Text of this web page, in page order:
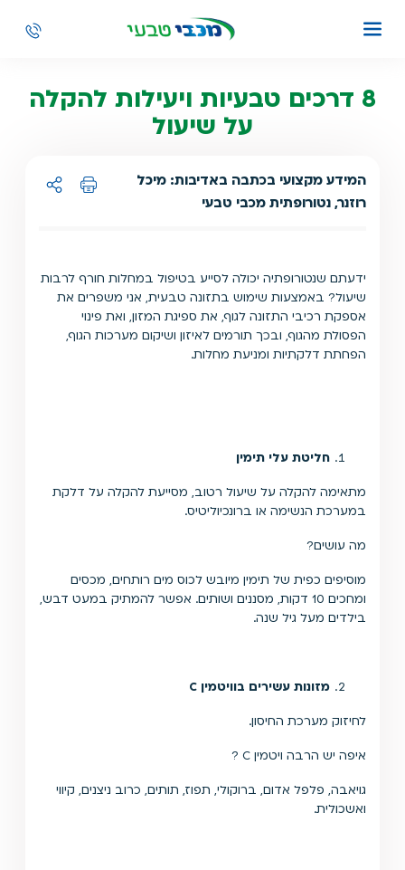
8 דרכים טבעיות ויעילות להקלה
על שיעול
המידע מקצועי בכתבה באדיבות: מיכל
רוזנר, נטורופתית מכבי טבעי
ידעתם שנטורופתיה יכולה לסייע בטיפול במחלות חורף לרבות
שיעול? באמצעות שימוש בתזונה טבעית, אני משפרים את
אספקת רכיבי התזונה לגוף, את ספיגת המזון, ואת פינוי
הפסולת מהגוף, ובכך תורמים לאיזון ושיקום מערכות הגוף,
הפחתת דלקתיות ומניעת מחלות.
חליטת עלי תימין
מתאימה להקלה על שיעול רטוב, מסייעת להקלה על דלקת
במערכת הנשימה או ברונכיוליטיס.
מה עושים?
מוסיפים כפית של תימין מיובש לכוס מים רותחים, מכסים
ומחכים 10 דקות, מסננים ושותים. אפשר להמתיק במעט דבש,
בילדים מעל גיל שנה.
מזונות עשירים בוויטמין C
לחיזוק מערכת החיסון.
איפה יש הרבה ויטמין C ?
גויאבה, פלפל אדום, ברוקולי, תפוז, תותים, כרוב ניצנים, קיווי
ואשכולית.